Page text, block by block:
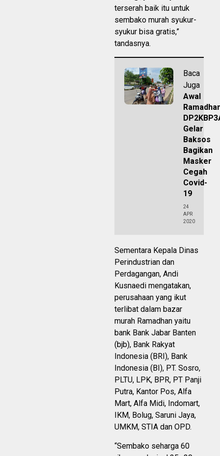
terserah baik itu untuk
sembako murah syukur-
syukur bisa gratis,”
tandasnya.
Baca
Juga
Awal
Gelar
Baksos
Bagikan
Masker
Cegah
Covid-
19
24
APR
2020
Sementara Kepala Dinas
Perindustrian dan
Perdagangan, Andi
Kusnaedi mengatakan,
perusahaan yang ikut
terlibat dalam bazar
murah Ramadhan yaitu
bank Bank Jabar Banten
(bjb), Bank Rakyat
Indonesia (BRI), Bank
Indonesia (BI), PT. Sosro,
PLTU, LPK, BPR, PT Panji
Putra, Kantor Pos, Alfa
Mart, Alfa Midi, Indomart,
IKM, Bolug, Saruni Jaya,
UMKM, STIA dan OPD.
“Sembako seharga 60